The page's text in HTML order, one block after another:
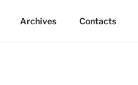
Archives Contacts